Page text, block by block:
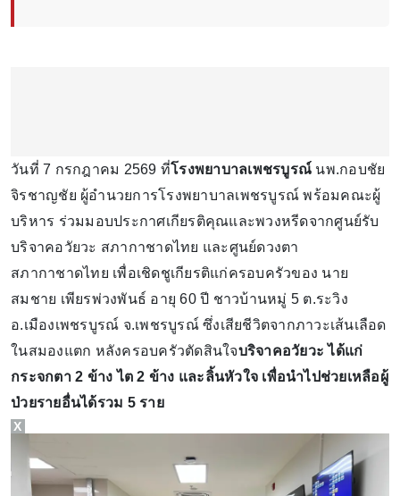
วันที่ 7 กรกฎาคม 2569 ที่โรงพยาบาลเพชรบูรณ์ นพ.กอบชัย
จิรชาญชัย ผู้อำนวยการโรงพยาบาลเพชรบูรณ์ พร้อมคณะผู้
บริหาร ร่วมมอบประกาศเกียรติคุณและพวงหรีดจากศูนย์รับ
บริจาคอวัยวะ สภากาชาดไทย และศูนย์ดวงตา
สภากาชาดไทย เพื่อเชิดชูเกียรติแก่ครอบครัวของ นาย
สมชาย เพียรพ่วงพันธ์ อายุ 60 ปี ชาวบ้านหมู่ 5 ต.ระวิง
อ.เมืองเพชรบูรณ์ จ.เพชรบูรณ์ ซึ่งเสียชีวิตจากภาวะเส้นเลือด
ในสมองแตก หลังครอบครัวตัดสินใจบริจาคอวัยวะ ได้แก่
กระจกตา 2 ข้าง ไต 2 ข้าง และลิ้นหัวใจ เพื่อนำไปช่วยเหลือผู้
ป่วยรายอื่นได้รวม 5 ราย
X